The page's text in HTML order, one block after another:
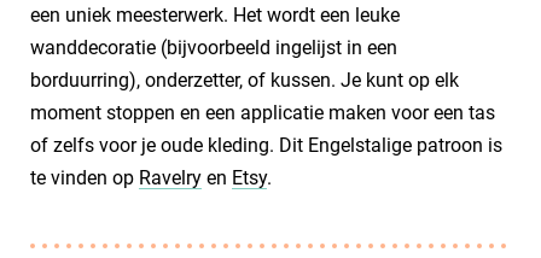
een uniek meesterwerk. Het wordt een leuke
wanddecoratie (bijvoorbeeld ingelijst in een
borduurring), onderzetter, of kussen. Je kunt op elk
moment stoppen en een applicatie maken voor een tas
of zelfs voor je oude kleding. Dit Engelstalige patroon is
te vinden op Ravelry en Etsy.